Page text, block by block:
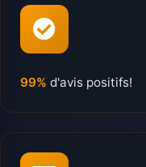
99% d'avis positifs!